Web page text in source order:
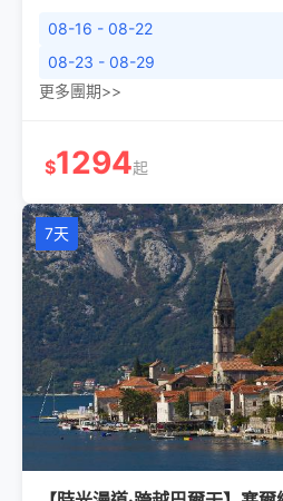
08-16 - 08-22
08-23 - 08-29
更多團期>>
$1294起
7天